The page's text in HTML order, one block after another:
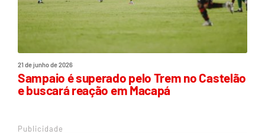
21 de junho de 2026
Sampaio é superado pelo Trem no Castelão
e buscará reação em Macapá
Publicidade